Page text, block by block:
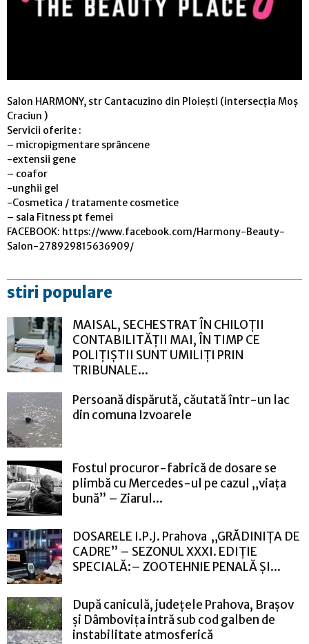
Salon HARMONY, str Cantacuzino din Ploiești (intersecția Moș
Craciun )
Servicii oferite :
– micropigmentare sprâncene
-extensii gene
– coafor
-unghii gel
-Cosmetica / tratamente cosmetice
– sala Fitness pt femei
FACEBOOK: https://www.facebook.com/Harmony-Beauty-
Salon-278929815636909/
stiri populare
MAISAL, SECHESTRAT ÎN CHILOȚII
CONTABILITĂȚII MAI, ÎN TIMP CE
POLIȚIȘTII SUNT UMILIȚI PRIN
TRIBUNALE...
Persoană dispărută, căutată într-un lac
din comuna Izvoarele
Fostul procuror-fabrică de dosare se
plimbă cu Mercedes-ul pe cazul „viața
bună” – Ziarul...
DOSARELE I.P.J. Prahova „GRĂDINIȚA DE
CADRE” – SEZONUL XXXI. EDIȚIE
SPECIALĂ:– ZOOTEHNIE PENALĂ ȘI...
După caniculă, județele Prahova, Brașov
și Dâmbovița intră sub cod galben de
instabilitate atmosferică